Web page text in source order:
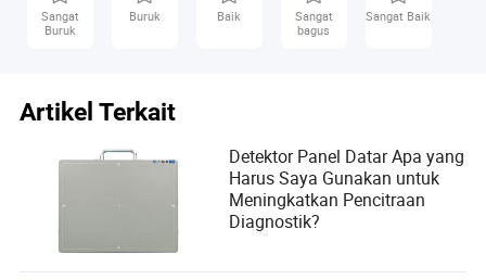
Sangat
Buruk
Buruk Baik
Sangat
bagus
Sangat Baik
Artikel Terkait
Detektor Panel Datar Apa yang
Harus Saya Gunakan untuk
Meningkatkan Pencitraan
Diagnostik?